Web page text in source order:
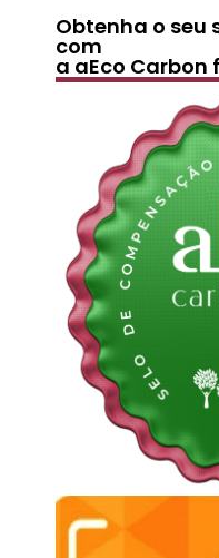
Obtenha o seu
com
a aEco Carbon